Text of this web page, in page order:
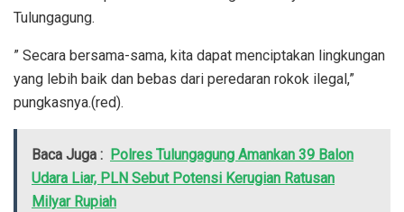
Tulungagung.
” Secara bersama-sama, kita dapat menciptakan lingkungan
yang lebih baik dan bebas dari peredaran rokok ilegal,”
pungkasnya.(red).
Baca Juga : Polres Tulungagung Amankan 39 Balon
Udara Liar, PLN Sebut Potensi Kerugian Ratusan
Milyar Rupiah